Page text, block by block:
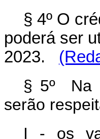
§ 4º O
poderá ser
2023.
§ 5º Na
serão
I - os